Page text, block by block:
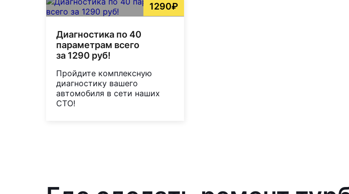
1290₽
Диагностика по 40
параметрам всего
за 1290 руб!
Пройдите комплексную
диагностику вашего
автомобиля в сети наших
СТО!